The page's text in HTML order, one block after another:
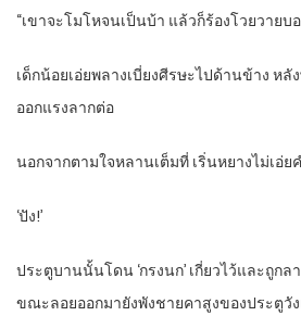
“เขาจะโมโหจนเป็นบ้า แล้วก็ร้องโวยวายบ
เด็กน้อยเอ่ยพลางเบี่ยงศีรษะไปด้านข้าง ห
ออกแรงลากต่อ
นอกจากตามใจหลานเต็มที่ เริ่นหยางไม่เอ่ย
‘ปัง!’
ประตูบานนั้นโดน ‘กรงนก’ เกี่ยวไว้และถูก
ขณะลอยออกมายังพังชายคาสูงของประตูวั